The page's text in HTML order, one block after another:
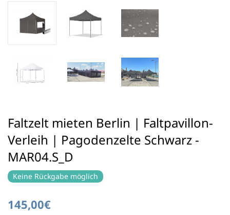
Faltzelt mieten Berlin | Faltpavillon-
Verleih | Pagodenzelte Schwarz -
MAR04.S_D
Keine Rückgabe möglich
145,00€